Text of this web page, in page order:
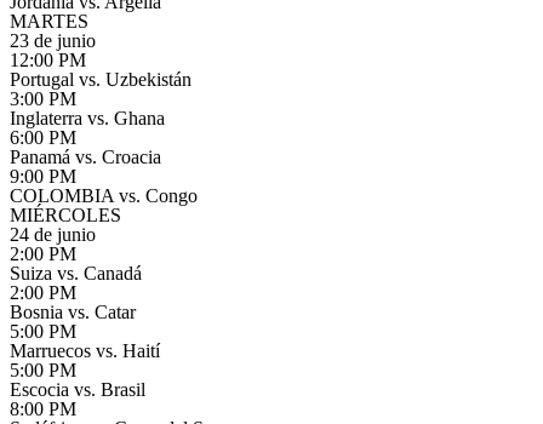
MARTES
23 de junio
12:00 PM
Portugal vs. Uzbekistán
3:00 PM
Inglaterra vs. Ghana
6:00 PM
Panamá vs. Croacia
9:00 PM
COLOMBIA vs. Congo
MIÉRCOLES
24 de junio
2:00 PM
Suiza vs. Canadá
2:00 PM
Bosnia vs. Catar
5:00 PM
Marruecos vs. Haití
5:00 PM
Escocia vs. Brasil
8:00 PM